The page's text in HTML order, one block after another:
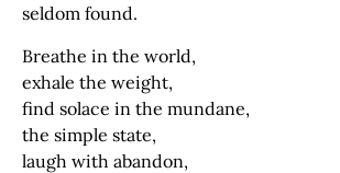
seldom found.
Breathe in the world,
exhale the weight,
find solace in the mundane,
the simple state,
laugh with abandon,